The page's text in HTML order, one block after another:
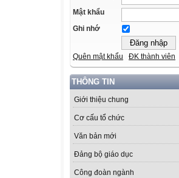
Mật khẩu
Ghi nhớ
Quên mật khẩu ĐK thành viên
THÔNG TIN
Giới thiệu chung
Cơ cấu tổ chức
Văn bản mới
Đảng bộ giáo dục
Công đoàn ngành